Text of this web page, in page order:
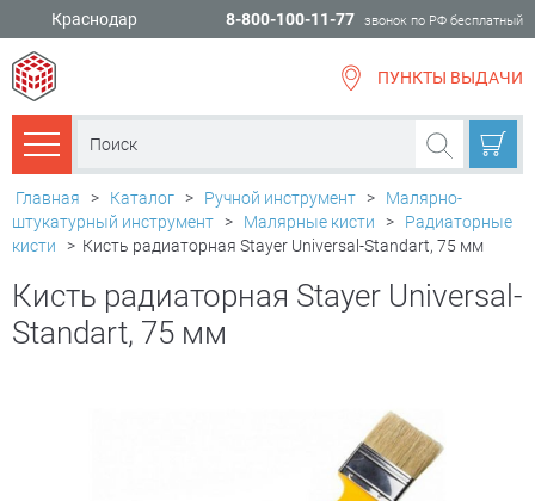
Краснодар 8-800-100-11-77 звонок по РФ бесплатный
ПУНКТЫ ВЫДАЧИ
Каталог товаров
Главная > Каталог > Ручной инструмент >
Малярно-
штукатурный инструмент > Малярные кисти >
Радиаторные
кисти
> Кисть радиаторная Stayer Universal-Standart, 75 мм
Кисть радиаторная Stayer Universal-
Standart, 75 мм